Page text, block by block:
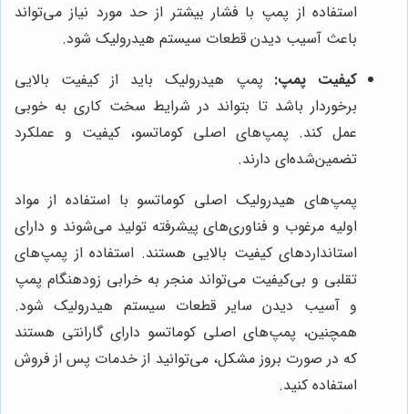
استفاده از پمپ با فشار بیشتر از حد مورد نیاز می‌تواند
باعث آسیب دیدن قطعات سیستم هیدرولیک شود.
کیفیت پمپ: پمپ هیدرولیک باید از کیفیت بالایی
برخوردار باشد تا بتواند در شرایط سخت کاری به خوبی
عمل کند. پمپ‌های اصلی کوماتسو، کیفیت و عملکرد
تضمین‌شده‌ای دارند.
پمپ‌های هیدرولیک اصلی کوماتسو با استفاده از مواد
اولیه مرغوب و فناوری‌های پیشرفته تولید می‌شوند و دارای
استانداردهای کیفیت بالایی هستند. استفاده از پمپ‌های
تقلبی و بی‌کیفیت می‌تواند منجر به خرابی زودهنگام پمپ
و آسیب دیدن سایر قطعات سیستم هیدرولیک شود.
همچنین، پمپ‌های اصلی کوماتسو دارای گارانتی هستند
که در صورت بروز مشکل، می‌توانید از خدمات پس از فروش
استفاده کنید.